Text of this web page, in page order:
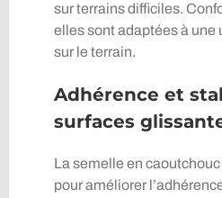
sur terrains difficiles.
elles sont adaptées à
sur le terrain.
Adhérence et
surfaces
La semelle en
pour améliorer